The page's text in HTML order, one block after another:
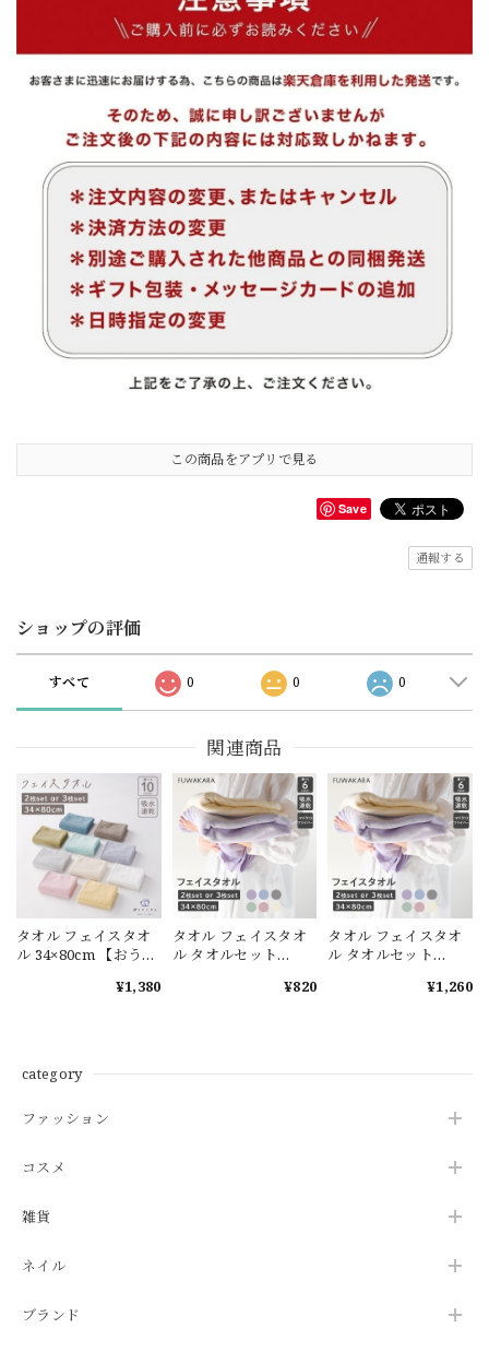
この商品をアプリで見る
Save
通報する
ショップの評価
すべて 0 0 0
関連商品
タオル フェイスタオ
ル 34×80cm 【おうち
ット 綿100％ 吸水性
力 軽い 衛生的 中空糸
柔らか 乾燥 ふわふわ
ー 新生活 日本製 プレ
¥1,380
タオル フェイスタオ
ル タオルセット
KARA】タオル 2枚セ
¥820
タオル フェイスタオ
ル タオルセット
KARA】タオル 3枚セ
ー 推し活 推しカラー
¥1,260
category
ファッション
コスメ
雑貨
ネイル
ブランド